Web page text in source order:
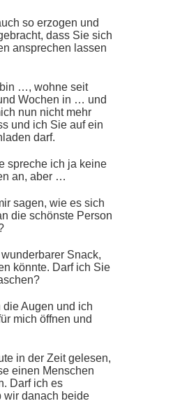
so erzogen und
dass Sie sich
ansprechen lassen
…, wohne seit
Wochen in … und
nun nicht mehr
und ich Sie auf ein
darf.
spreche ich ja keine
an, aber …
sagen, wie es sich
die schönste Person
Snack,
könnte. Darf ich Sie
die Augen und ich
mich öffnen und
in der Zeit gelesen,
einen Menschen
Darf ich es
wir danach beide